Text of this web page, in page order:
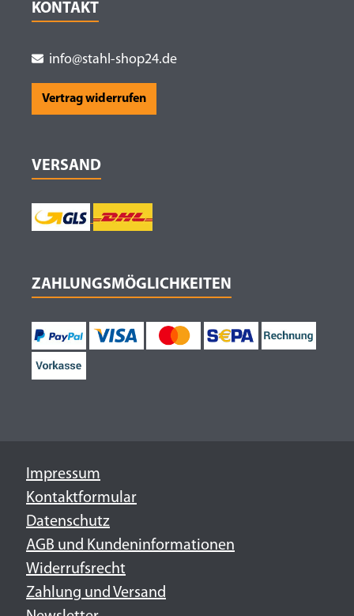
KONTAKT
info@stahl-shop24.de
Vertrag widerrufen
VERSAND
ZAHLUNGSMÖGLICHKEITEN
Impressum
Kontaktformular
Datenschutz
AGB und Kundeninformationen
Widerrufsrecht
Zahlung und Versand